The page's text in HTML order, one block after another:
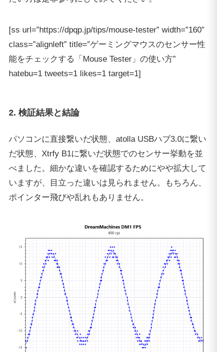
[ss url=”https://dpqp.jp/tips/mouse-tester” width=”160″
class=”alignleft” title=”ゲーミングマウスのセンサー性
能をチェックする「Mouse Tester」の使い方”
hatebu=1 tweets=1 likes=1 target=1]
2. 検証結果と結論
パソコンに直接繋いだ状態、atolla USBハブ3.0に繋い
だ状態、Xtrfy B1に繋いだ状態でのセンサー挙動を並
べました。細かな違いを確認するためにやや拡大して
いますが、目立った違いは見られません。もちろん、
ポインター飛びや乱れもありません。